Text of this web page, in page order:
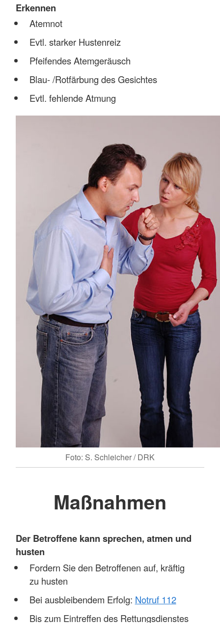
Erkennen
Atemnot
Evtl. starker Hustenreiz
Pfeifendes Atemgeräusch
Blau- /Rotfärbung des Gesichtes
Evtl. fehlende Atmung
Foto: S. Schleicher / DRK
Maßnahmen
Der Betroffene kann sprechen, atmen und
husten
Fordern Sie den Betroffenen auf, kräftig
zu husten
Bei ausbleibendem Erfolg: Notruf 112
Bis zum Eintreffen des Rettungsdienstes